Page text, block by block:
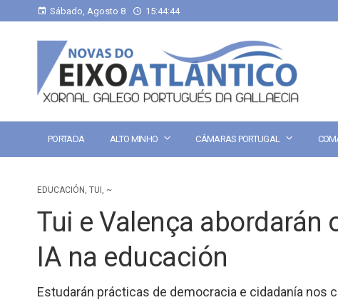
Sábado, Agosto 8 15:44:45
PORTADA ALTO MINHO CÁMARAS PORTUGAL
EDUCACIÓN , TUI , ~
Tui e Valença
IA na educación
Estudarán prácticas de democracia e cidadanía nos